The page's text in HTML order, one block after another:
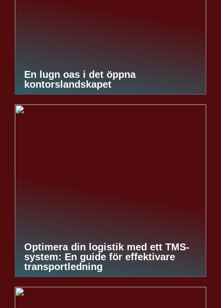
En lugn oas i det öppna
kontorslandskapet
Optimera din logistik med ett TMS-
system: En guide för effektivare
transportledning